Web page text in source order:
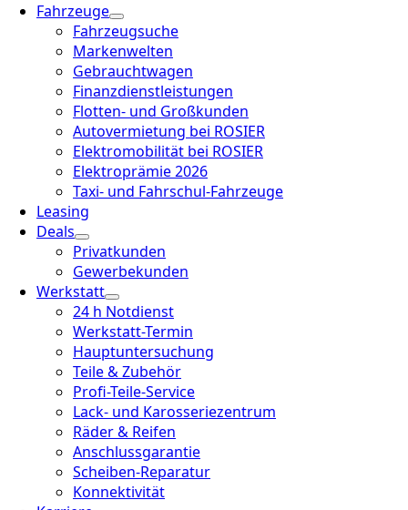
Fahrzeuge
Fahrzeugsuche
Markenwelten
Gebrauchtwagen
Finanzdienstleistungen
Flotten- und Großkunden
Autovermietung bei ROSIER
Elektromobilität bei ROSIER
Elektroprämie 2026
Taxi- und Fahrschul-Fahrzeuge
Leasing
Deals
Privatkunden
Gewerbekunden
Werkstatt
24 h Notdienst
Werkstatt-Termin
Hauptuntersuchung
Teile & Zubehör
Profi-Teile-Service
Lack- und Karosseriezentrum
Räder & Reifen
Anschlussgarantie
Scheiben-Reparatur
Konnektivität